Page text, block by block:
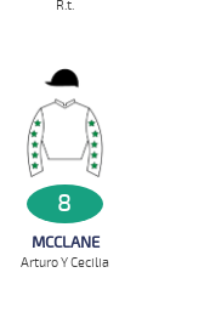
R.t.
8
MCCLANE
Arturo Y Cecilia